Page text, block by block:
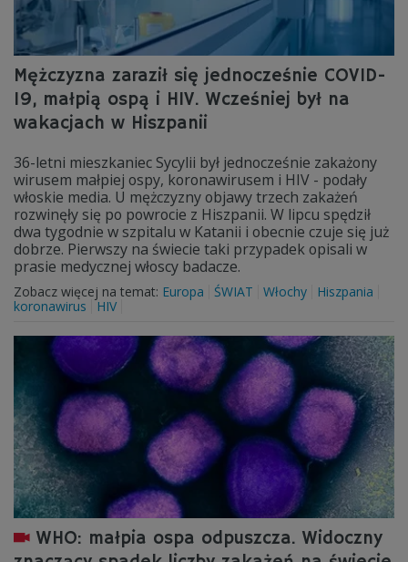
Mężczyzna zaraził się jednocześnie COVID-
19, małpią ospą i HIV. Wcześniej był na
wakacjach w Hiszpanii
36-letni mieszkaniec Sycylii był jednocześnie zakażony
wirusem małpiej ospy, koronawirusem i HIV - podały
włoskie media. U mężczyzny objawy trzech zakażeń
rozwinęły się po powrocie z Hiszpanii. W lipcu spędził
dwa tygodnie w szpitalu w Katanii i obecnie czuje się już
dobrze. Pierwszy na świecie taki przypadek opisali w
prasie medycznej włoscy badacze.
Zobacz więcej na temat: Europa ŚWIAT Włochy
Hiszpania
koronawirus
HIV
WHO: małpia ospa odpuszcza. Widoczny